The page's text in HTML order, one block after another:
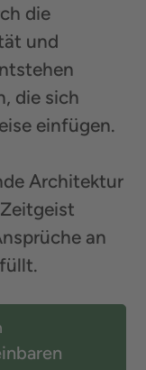
die
und
die sich
einfügen.
Architektur
an